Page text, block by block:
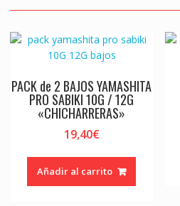
PACK de 2 BAJOS YAMASHITA
PRO SABIKI 10G / 12G
«CHICHARRERAS»
19,40€
Añadir al carrito